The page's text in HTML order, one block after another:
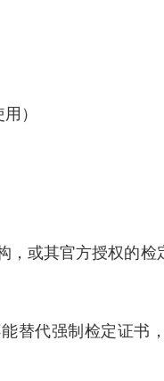
）
或其官方授权的
替代强制检定证书